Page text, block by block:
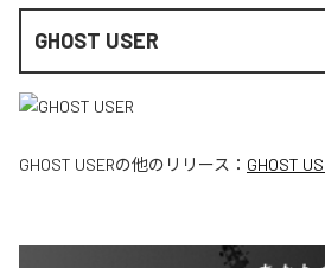
GHOST USER
GHOST USERの他のリリース： GHOST